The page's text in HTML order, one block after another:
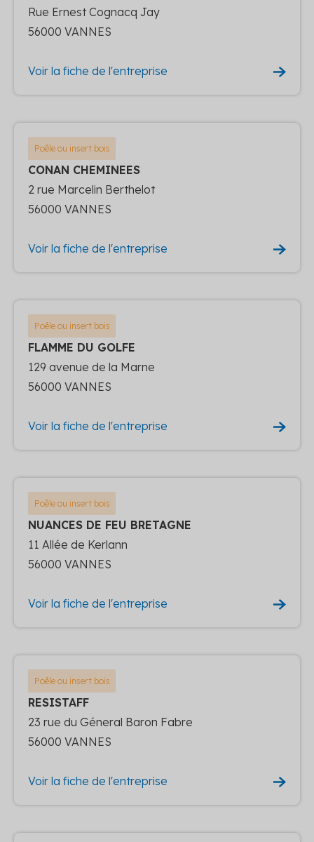
Rue Ernest Cognacq Jay
56000 VANNES
Voir la fiche de l'entreprise
Poêle ou insert bois
CONAN CHEMINEES
2 rue Marcelin Berthelot
56000 VANNES
Voir la fiche de l'entreprise
Poêle ou insert bois
FLAMME DU GOLFE
129 avenue de la Marne
56000 VANNES
Voir la fiche de l'entreprise
Poêle ou insert bois
NUANCES DE FEU BRETAGNE
11 Allée de Kerlann
56000 VANNES
Voir la fiche de l'entreprise
Poêle ou insert bois
RESISTAFF
23 rue du Géneral Baron Fabre
56000 VANNES
Voir la fiche de l'entreprise